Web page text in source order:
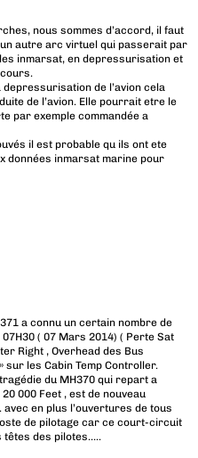
nous sommes d’accord, il faut
autre arc virtuel qui passerait par
inmarsat, en depressurisation et
de l’avion cela
de l’avion. Elle pourrait etre le
par exemple commandée a
il est probable qu ils ont ete
données inmarsat marine pour
a connu un certain nombre de
( 07 Mars 2014) ( Perte Sat
Right , Overhead des Bus
les Cabin Temp Controller.
du MH370 qui repart a
000 Feet , est de nouveau
en plus l’ouvertures de tous
de pilotage car ce court-circuit
têtes des pilotes…..